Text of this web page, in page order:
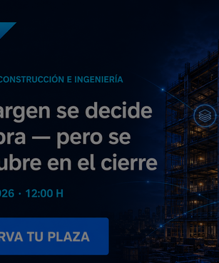
residencial
NOTICIAS PRODUCTOS
EMPRESAS
de pavimentos industriales en el webinar de